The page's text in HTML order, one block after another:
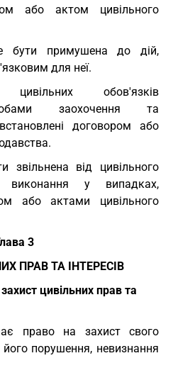
або актом цивільного
примушена до дій,
для неї.
обов'язків
заохочення та
договором або
від цивільного
у випадках,
або актами цивільного
3
ПРАВ ТА ІНТЕРЕСІВ
цивільних прав та
право на захист свого
його порушення, невизнання